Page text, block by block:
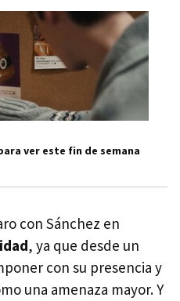
ver este fin de semana
con Sánchez en
, ya que desde un
con su presencia y
una amenaza mayor. Y